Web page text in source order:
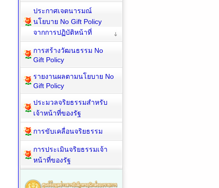
ประกาศเจตนารมณ์
นโยบาย No Gift Policy
จากการปฏิบัติหน้าที่
การสร้างวัฒนธรรม No
Gift Policy
รายงานผลตามนโยบาย No
Gift Policy
ประมวลจริยธรรมสำหรับ
เจ้าหน้าที่ของรัฐ
การขับเคลื่อนจริยธรรม
การประเมินจริยธรรมเจ้า
หน้าที่ของรัฐ